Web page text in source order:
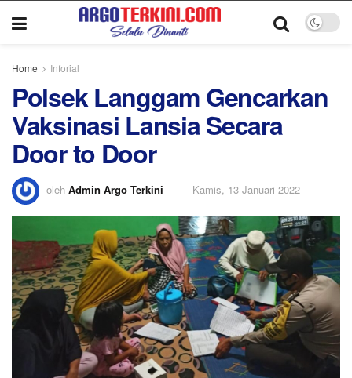
Home Inforial
Polsek Langgam Gencarkan
Vaksinasi Lansia Secara
Door to Door
oleh Admin Argo Terkini Kamis, 13 Januari 2022